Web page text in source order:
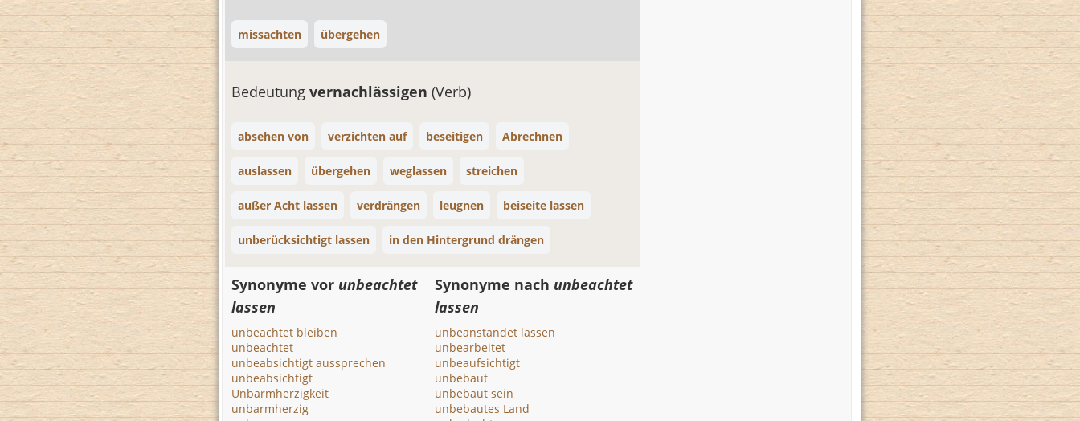
missachten übergehen
Bedeutung vernachlässigen (Verb)
absehen von verzichten auf beseitigen Abrechnen
auslassen übergehen weglassen streichen
außer Acht lassen verdrängen leugnen beiseite lassen
unberücksichtigt lassen in den Hintergrund drängen
Synonyme vor unbeachtet
lassen
unbeachtet bleiben
unbeachtet
unbeabsichtigt aussprechen
unbeabsichtigt
Unbarmherzigkeit
unbarmherzig
Synonyme nach unbeachtet
lassen
unbeanstandet lassen
unbearbeitet
unbeaufsichtigt
unbebaut
unbebaut sein
unbebautes Land